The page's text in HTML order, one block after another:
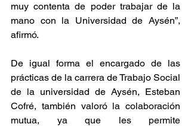
muy contenta de poder trabajar de la
mano con la Universidad de Aysén”,
afirmó.
De igual forma el encargado de las
prácticas de la carrera de Trabajo Social
de la universidad de Aysén, Esteban
Cofré, también valoró la colaboración
mutua, ya que les permite